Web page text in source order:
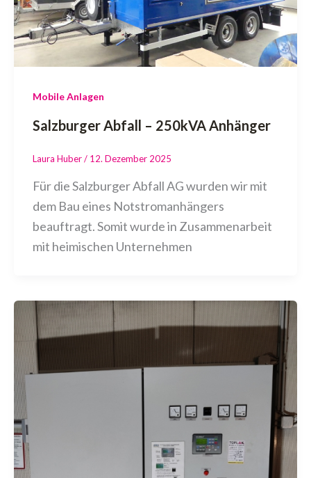
Mobile Anlagen
Salzburger Abfall – 250kVA Anhänger
Laura Huber/ 12. Dezember 2025
Für die Salzburger Abfall AG wurden wir mit
dem Bau eines Notstromanhängers
beauftragt. Somit wurde in Zusammenarbeit
mit heimischen Unternehmen